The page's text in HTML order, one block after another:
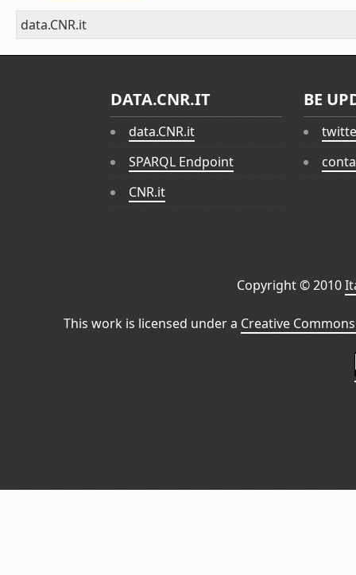
data.CNR.it
DATA.CNR.IT
data.CNR.it
SPARQL Endpoint
CNR.it
BE
Copyright © 2010
This work is licensed under a Creative